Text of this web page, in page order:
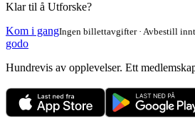
Klar til å Utforske?
Kom i gangIngen billettavgifter · Avbestill
godo
Hundrevis av opplevelser. Ett